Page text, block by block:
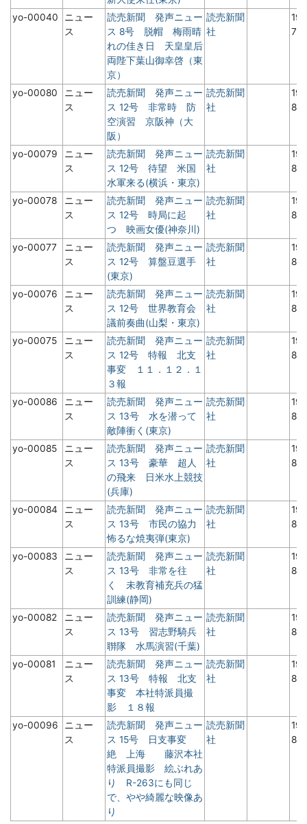
yo-00040
ニュー
ス
読売新聞 発声ニュー
ス 8号 脱帽 梅雨晴
れの佳き日 天皇皇后
両陛下葉山御幸啓（東
京）
読売新聞
社
7
yo-00080
ニュー
ス
読売新聞 発声ニュー
ス 12号 非常時 防
空演習 京阪神（大
阪）
読売新聞
社
8
yo-00079
ニュー
ス
読売新聞 発声ニュー
ス 12号 待望 米国
水軍来る(横浜・東京)
読売新聞
社
8
yo-00078
ニュー
ス
読売新聞 発声ニュー
ス 12号 時局に起
つ 映画女優(神奈川)
読売新聞
社
8
yo-00077
ニュー
ス
読売新聞 発声ニュー
ス 12号 算盤豆選手
(東京)
読売新聞
社
8
yo-00076
ニュー
ス
読売新聞 発声ニュー
ス 12号 世界教育会
議前奏曲(山梨・東京)
読売新聞
社
8
yo-00075
ニュー
ス
読売新聞 発声ニュー
ス 12号 特報 北支
事変 １１．１２．１
３報
読売新聞
社
8
yo-00086
ニュー
ス
読売新聞 発声ニュー
ス 13号 水を潜って
敵陣衝く(東京)
読売新聞
社
8
yo-00085
ニュー
ス
読売新聞 発声ニュー
ス 13号 豪華 超人
の飛来 日米水上競技
(兵庫)
読売新聞
社
8
yo-00084
ニュー
ス
読売新聞 発声ニュー
ス 13号 市民の協力
怖るな焼夷弾(東京)
読売新聞
社
8
yo-00083
ニュー
ス
読売新聞 発声ニュー
ス 13号 非常を往
く 未教育補充兵の猛
訓練(静岡)
読売新聞
社
8
yo-00082
ニュー
ス
読売新聞 発声ニュー
ス 13号 習志野騎兵
聨隊 水馬演習(千葉)
読売新聞
社
8
yo-00081
ニュー
ス
読売新聞 発声ニュー
ス 13号 特報 北支
事変 本社特派員撮
影 １８報
読売新聞
社
8
yo-00096
ニュー
ス
読売新聞 発声ニュー
ス 15号 日支事変
絶 上海 藤沢本社
特派員撮影 絵ぶれあ
り R-263にも同じ
で、やや綺麗な映像あ
り
読売新聞
社
8